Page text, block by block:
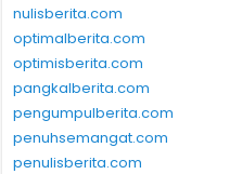
nulisberita.com
optimalberita.com
optimisberita.com
pangkalberita.com
pengumpulberita.com
penuhsemangat.com
penulisberita.com